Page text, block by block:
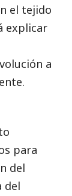
el tejido
explicar
a
para
del
del